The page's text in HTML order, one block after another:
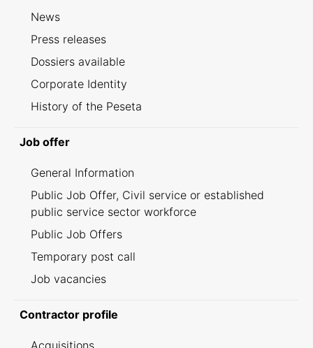
News
Press releases
Dossiers available
Corporate Identity
History of the Peseta
Job offer
General Information
Public Job Offer, Civil service or established
public service sector workforce
Public Job Offers
Temporary post call
Job vacancies
Contractor profile